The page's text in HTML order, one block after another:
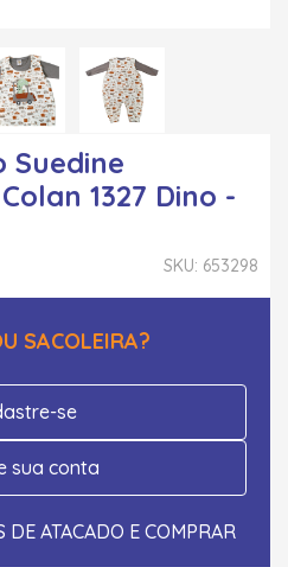
Suedine
1327 Dino -
SKU: 653298
SACOLEIRA?
se
sua conta
DE ATACADO E COMPRAR